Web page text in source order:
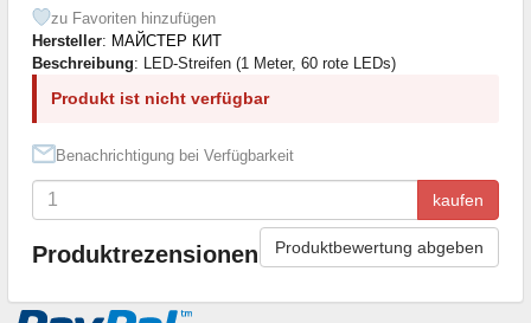
zu Favoriten hinzufügen
Hersteller: МАЙСТЕР КИТ
Beschreibung: LED-Streifen (1 Meter, 60 rote LEDs)
Produkt ist nicht verfügbar
Benachrichtigung bei Verfügbarkeit
kaufen
Produktrezensionen Produktbewertung abgeben